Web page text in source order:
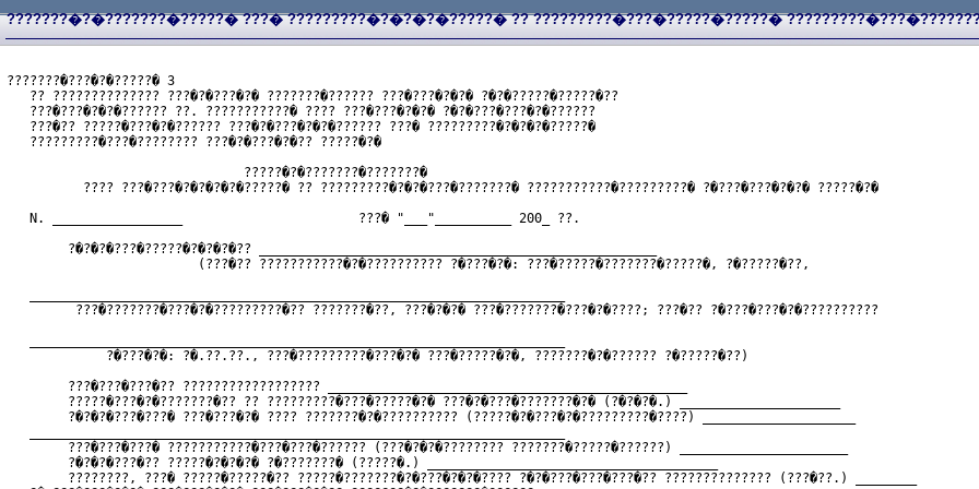
???????�?�???????�?????� ???� ?????????�?�?�?�?????� ?? ?????????�???�?????�?????�
???????�???�?�?????� 3
?? ?????????????? ???�?�???�?� ???????�?????? ???�???�?�?� ?�?�?????�?????�??
???�???�?�?�?????? ??. ???????????� ???? ???�???�?�?� ?�?�???�???�?�??????
???�?? ?????�???�?�?????? ???�?�???�?�?�?????? ???� ?????????�?�?�?�?????�
?????????�???�???????? ???�?�???�?�?? ?????�?�
?????�?�???????�???????�
???? ???�???�?�?�?�?�?????� ?? ?????????�?�?�???�???????� ???????????�?????????� ?�???�???�?�?� ?????�?�
N. _________________                       ???� "___"__________ 200_ ??.
?�?�?�???�?????�?�?�?�?? ____________________________________________________
(???�?? ???????????�?�?????????? ?�???�?�: ???�?????�???????�?????�, ?�?????�??,
???�???????�???�?�?????????�?? ???????�??, ???�?�?� ???�???????�???�?�????; ???�?? ?�???�???�?�??????????
?�???�?�: ?�.??.??., ???�?????????�???�?� ???�?????�?�, ???????�?�?????? ?�?????�??)
???�???�???�?? ?????????????????? _______________________________________________
?????�???�?�???????�?? ?? ?????????�???�?????�?� ???�?�???�???????�?� (?�?�?�.) _____________________
?�?�?�???�???� ???�???�?� ???? ???????�?�?????????? (?????�?�???�?�?????????�????) ____________________
???�???�???� ???????????�???�???�?????? (???�?�?�???????? ???????�?????�??????) ______________________
?�?�?�???�?? ?????�?�?�?� ?�???????� (?????�.) ______________________________________
????????, ???� ?????�?????�?? ?????�???????�?�???�?�?�???? ?�?�???�???�???�?? ?????????????? (???�??.) ________